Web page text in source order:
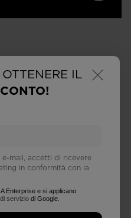
×
IL
mail, accetti di ricevere
in conformità con la
Enterprise e si applicano
servizio di Google.